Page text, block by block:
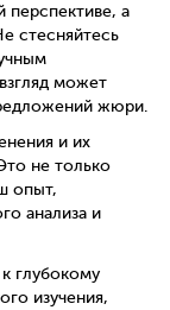
перспективе, а
стесняйтесь
может
жюри.
и их
не только
опыт,
анализа и
глубокому
изучения,